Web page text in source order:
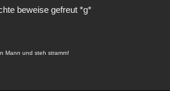
beweise gefreut *g*
Mann und steh stramm!